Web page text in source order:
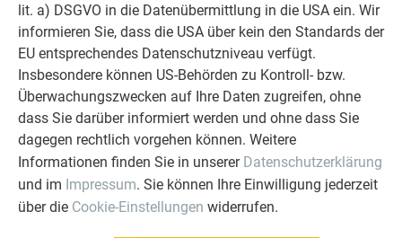
lit. a) DSGVO in die Datenübermittlung in die USA ein. Wir
informieren Sie, dass die USA über kein den Standards der
EU entsprechendes Datenschutzniveau verfügt.
Insbesondere können US-Behörden zu Kontroll- bzw.
Überwachungszwecken auf Ihre Daten zugreifen, ohne
dass Sie darüber informiert werden und ohne dass Sie
dagegen rechtlich vorgehen können. Weitere
Informationen finden Sie in unserer Datenschutzerklärung
und im Impressum. Sie können Ihre Einwilligung jederzeit
über die Cookie-Einstellungen widerrufen.
PREFA SANIERUNGSGALERIE
OBJEKTE VOR UND NACH DER SANIERUNG